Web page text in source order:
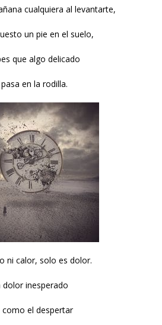
cualquiera al levantarte,
un pie en el suelo,
que algo delicado
en la rodilla.
ni calor, solo es dolor.
dolor inesperado
como el despertar